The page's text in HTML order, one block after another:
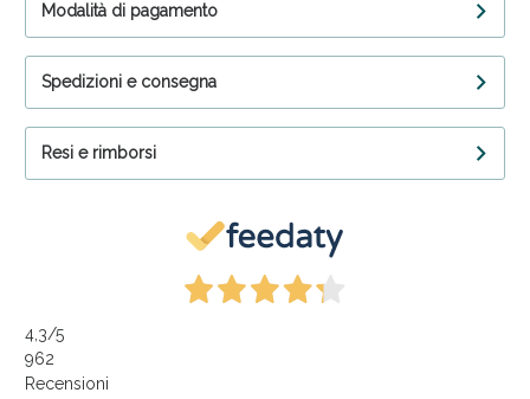
Modalità di pagamento
Spedizioni e consegna
Resi e rimborsi
4,3/5
962
Recensioni